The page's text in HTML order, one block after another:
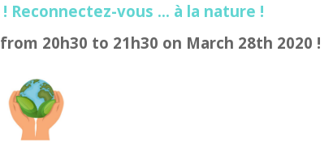
Reconnectez-vous … à la nature !
20h30 to 21h30 on March 28th 2020 !